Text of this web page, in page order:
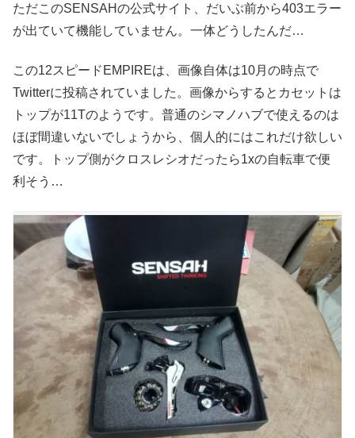
ただこのSENSAHの公式サイト、だいぶ前から403エラー
が出ていて機能していません。一体どうしたんだ…
この12スピードEMPIREは、画像自体は10月の時点で
Twitterに投稿されていました。画像からするとカセットは
トップが11Tのようです。普通のシマノハブで使えるのは
ほぼ間違いないでしょうから、個人的にはこれだけ欲しい
です。トップ側がクロスレシオだったら1xの自転車で便
利そう…